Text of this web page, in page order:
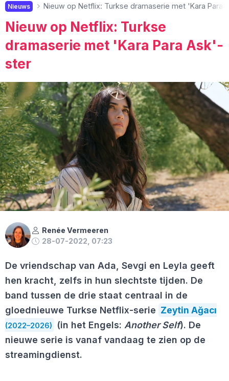
Nieuws Nieuw op Netflix: Turkse dramaserie met 'Kara Para
Nieuw op Netflix: Turkse
dramaserie met 'Kara Para Ask'-
ster
Renée Vermeeren
28-07-2022, 07:23
De vriendschap van Ada, Sevgi en Leyla geeft
hen kracht, zelfs in hun slechtste tijden. De
band tussen de drie staat centraal in de
gloednieuwe Turkse Netflix-serie Zeytin Ağacı
(2022–2026) (in het Engels: Another Self). De
nieuwe serie is vanaf vandaag te zien op de
streamingdienst.